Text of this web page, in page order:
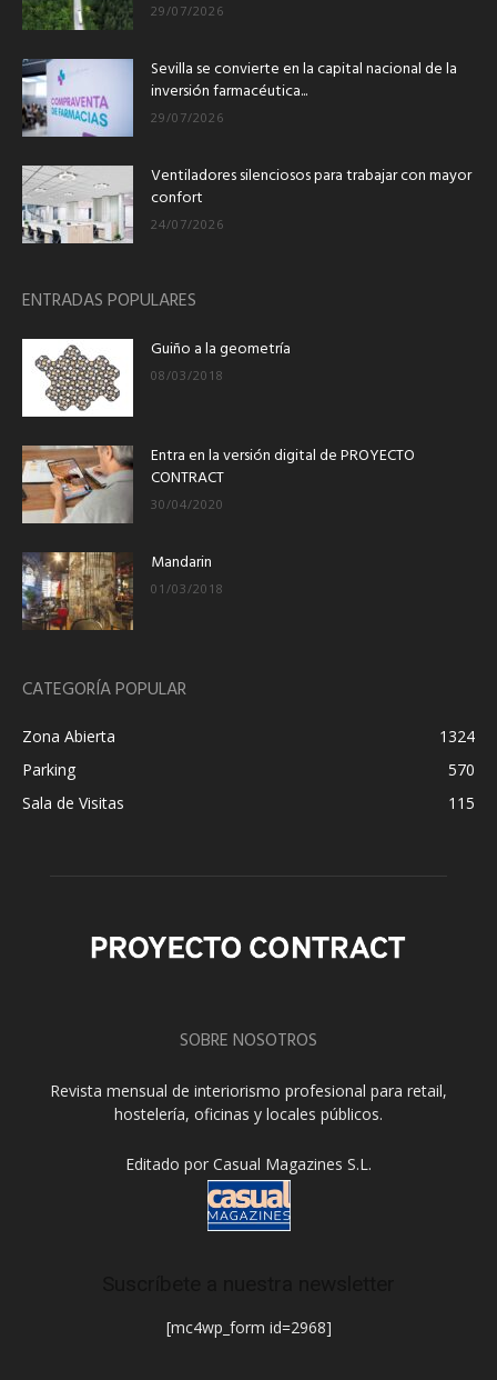
29/07/2026
Sevilla se convierte en la capital nacional de la
inversión farmacéutica...
29/07/2026
Ventiladores silenciosos para trabajar con mayor
confort
24/07/2026
ENTRADAS POPULARES
Guiño a la geometría
08/03/2018
Entra en la versión digital de PROYECTO
CONTRACT
30/04/2020
Mandarin
01/03/2018
CATEGORÍA POPULAR
Zona Abierta
1324
Parking
570
Sala de Visitas
115
SOBRE NOSOTROS
Revista mensual de interiorismo profesional para retail,
hostelería, oficinas y locales públicos.
Editado por Casual Magazines S.L.
[mc4wp_form id=2968]